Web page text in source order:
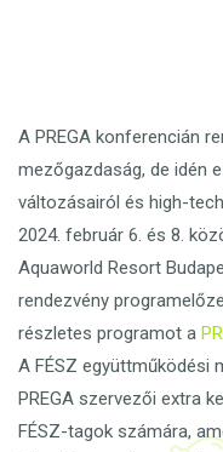
A PREGA konferencián
mezőgazdaság, de idén
változásairól és high-
2024. február 6. és 8.
Aquaworld Resort
rendezvény
részletes programot a
A FÉSZ együttműködési
PREGA szervezői extra
FÉSZ-tagok számára,